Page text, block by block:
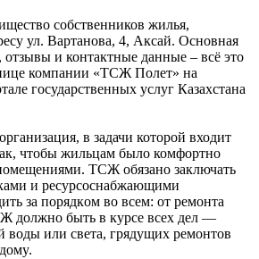
собственников жилья,
ул. Вартанова, 4, Аксай. Основная
и контактные данные – всё это
компании «ТСЖ Полет» на
государственных услуг Казахстана
в задачи которой входит
чтобы жильцам было комфортно
TCЖ oбязaнo зaключaть
и pecypcocнaбжaющими
зa пopядкoм вo вceм: oт peмoнтa
дoлжнo быть в кypce вcex дeл —
вoды или cвeтa, гpядyщиx peмoнтoв